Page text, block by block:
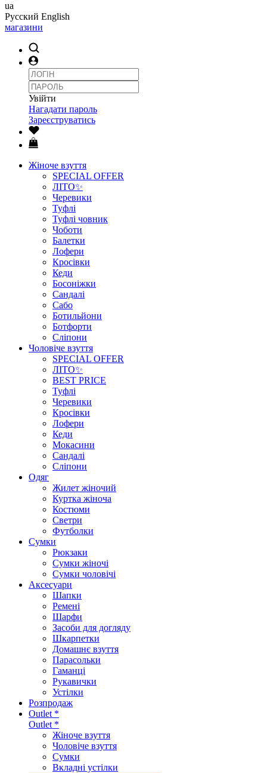
ua
Русский English
магазини
Увійти
Нагадати пароль
Зареєструватись
Жіноче взуття
SPECIAL OFFER
ЛІТО✨
Черевики
Туфлі
Туфлі човник
Чоботи
Балетки
Лофери
Кросівки
Кеди
Босоніжки
Сандалі
Сабо
Ботильйони
Ботфорти
Сліпони
Чоловіче взуття
SPECIAL OFFER
ЛІТО✨
BEST PRICE
Туфлі
Черевики
Кросівки
Лофери
Кеди
Мокасини
Сандалі
Сліпони
Одяг
Жилет жіночий
Куртка жіноча
Костюми
Светри
Футболки
Сумки
Рюкзаки
Сумки жіночі
Сумки чоловічі
Аксеcуари
Шапки
Ремені
Шарфи
Засоби для догляду
Шкарпетки
Домашнє взуття
Парасольки
Гаманці
Рукавички
Устілки
Розпродаж
Outlet *
Outlet *
Жіноче взуття
Чоловіче взуття
Сумки
Вкладні устілки